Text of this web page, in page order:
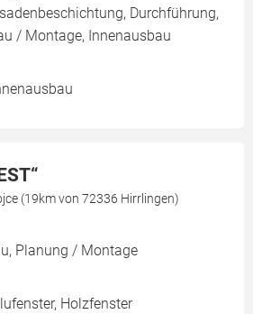
Durchführung,
/ Montage, Innenausbau
(19km von 72336 Hirrlingen)
Planung / Montage
Holzfenster